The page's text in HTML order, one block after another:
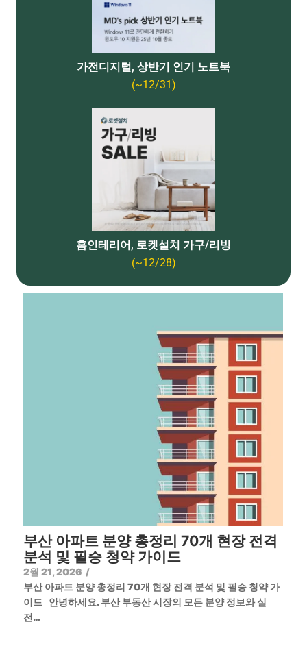
가전디지털, 상반기 인기 노트북
(~12/31)
홈인테리어, 로켓설치 가구/리빙
(~12/28)
부산 아파트 분양 총정리 70개 현장 전격
분석 및 필승 청약 가이드
2월 21, 2026 /
부산 아파트 분양 총정리 70개 현장 전격 분석 및 필승 청약 가
이드 안녕하세요. 부산 부동산 시장의 모든 분양 정보와 실
전…